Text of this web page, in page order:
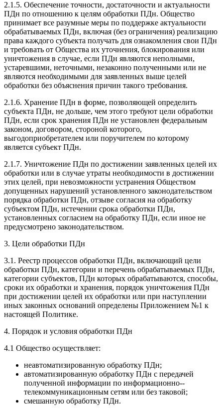
2.1.5. Обеспечение точности, достаточности и актуальности
ПДн по отношению к целям обработки ПДн. Общество
принимает все разумные меры по поддержке актуальности
обрабатываемых ПДн, включая (без ограничения) реализацию
права каждого субъекта получать для ознакомления свои ПДн
и требовать от Общества их уточнения, блокирования или
уничтожения в случае, если ПДн являются неполными,
устаревшими, неточными, незаконно полученными или не
являются необходимыми для заявленных выше целей
обработки без объяснения причин такого требования.
2.1.6. Хранение ПДн в форме, позволяющей определить
субъекта ПДн, не дольше, чем этого требуют цели обработки
ПДн, если срок хранения ПДн не установлен федеральным
законом, договором, стороной которого,
выгодоприобретателем или поручителем по которому
является субъект ПДн.
2.1.7. Уничтожение ПДн по достижении заявленных целей их
обработки или в случае утраты необходимости в достижении
этих целей, при невозможности устранения Обществом
допущенных нарушений установленного законодательством
порядка обработки ПДн, отзыве согласия на обработку
субъектом ПДн, истечении срока обработки ПДн,
установленных согласием на обработку ПДн, если иное не
предусмотрено законодательством.
3. Цели обработки ПДн
3.1. Реестр процессов обработки ПДн, включающий цели
обработки ПДн, категории и перечень обрабатываемых ПДн,
категории субъектов, ПДн которых обрабатываются, способы,
сроки их обработки и хранения, порядок уничтожения ПДн
при достижении целей их обработки или при наступлении
иных законных оснований определены Приложением №1 к
настоящей Политике.
4. Порядок и условия обработки ПДн
4.1 Общество осуществляет:
неавтоматизированную обработку ПДн;
автоматизированную обработку ПДн с передачей
полученной информации по информационно-­
телекоммуникационным сетям или без таковой;
смешанную обработку ПДн.